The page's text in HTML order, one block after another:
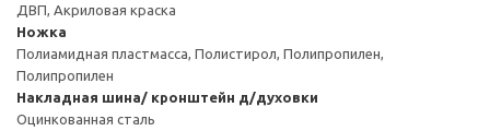
ДВП, Акриловая краска
Ножка
Полиамидная пластмасса, Полистирол, Полипропилен,
Полипропилен
Накладная шина/ кронштейн д/духовки
Оцинкованная сталь